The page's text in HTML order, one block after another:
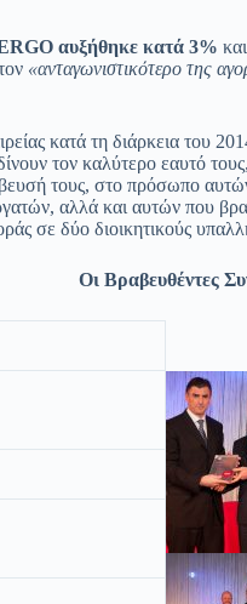
αυξήθηκε κατά 3%
«ανταγωνιστικότερο της
κατά τη διάρκεια του
τον καλύτερο εαυτό
τους, στο πρόσωπο
αλλά και αυτών που
σε δύο διοικητικούς
Οι Βραβευθέντες